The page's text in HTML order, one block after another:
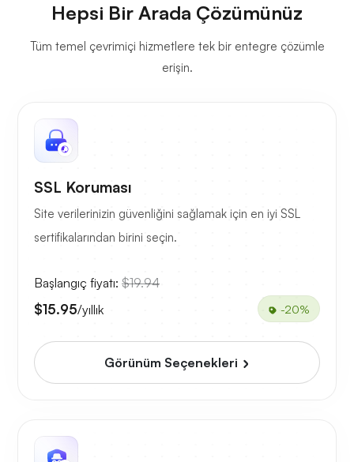
Hepsi Bir Arada Çözümünüz
Tüm temel çevrimiçi hizmetlere tek bir entegre çözümle
erişin.
SSL Koruması
Site verilerinizin güvenliğini sağlamak için en iyi SSL
sertifikalarından birini seçin.
Başlangıç fiyatı: $19.94
$15.95/yıllık -20%
Görünüm Seçenekleri